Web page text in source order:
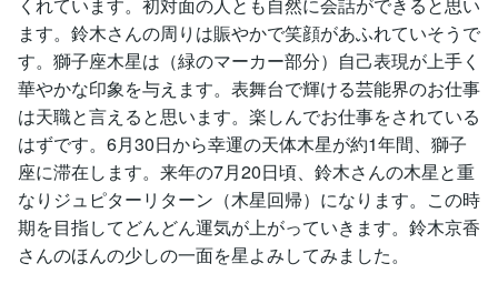
ます。鈴木さんの周りは賑やかで笑顔があふれていそうで
す。獅子座木星は（緑のマーカー部分）自己表現が上手く
華やかな印象を与えます。表舞台で輝ける芸能界のお仕事
は天職と言えると思います。楽しんでお仕事をされている
はずです。6月30日から幸運の天体木星が約1年間、獅子
座に滞在します。来年の7月20日頃、鈴木さんの木星と重
なりジュピターリターン（木星回帰）になります。この時
期を目指してどんどん運気が上がっていきます。鈴木京香
さんのほんの少しの一面を星よみしてみました。